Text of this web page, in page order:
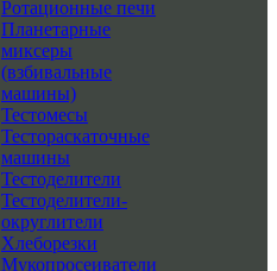
Ротационные печи
Планетарные
миксеры
(взбивальные
машины)
Тестомесы
Тестораскаточные
машины
Тестоделители
Тестоделители-
округлители
Хлеборезки
Мукопросеиватели